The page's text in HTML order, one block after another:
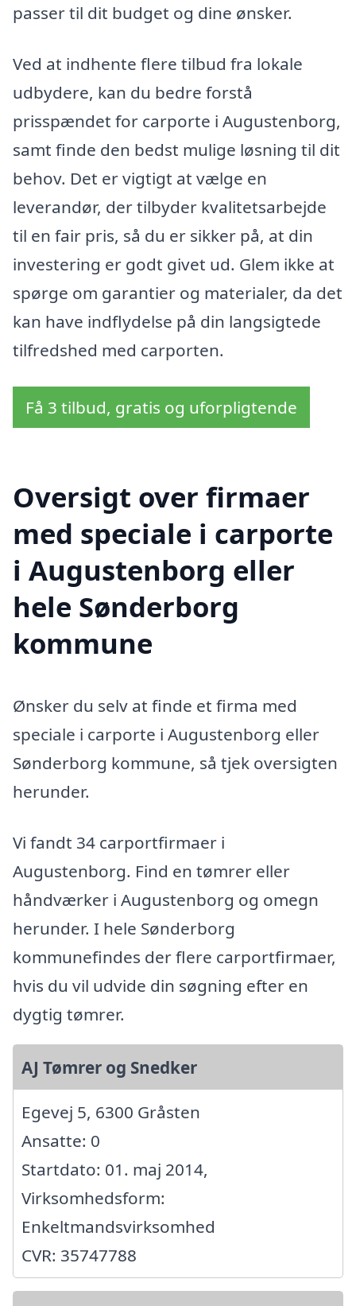
passer til dit budget og dine ønsker.
Ved at indhente flere tilbud fra lokale
udbydere, kan du bedre forstå
prisspændet for carporte i Augustenborg,
samt finde den bedst mulige løsning til dit
behov. Det er vigtigt at vælge en
leverandør, der tilbyder kvalitetsarbejde
til en fair pris, så du er sikker på, at din
investering er godt givet ud. Glem ikke at
spørge om garantier og materialer, da det
kan have indflydelse på din langsigtede
tilfredshed med carporten.
Få 3 tilbud, gratis og uforpligtende
Oversigt over firmaer
med speciale i carporte
i Augustenborg eller
hele Sønderborg
kommune
Ønsker du selv at finde et firma med
speciale i carporte i Augustenborg eller
Sønderborg kommune, så tjek oversigten
herunder.
Vi fandt 34 carportfirmaer i
Augustenborg. Find en tømrer eller
håndværker i Augustenborg og omegn
herunder. I hele Sønderborg
kommunefindes der flere carportfirmaer,
hvis du vil udvide din søgning efter en
dygtig tømrer.
AJ Tømrer og Snedker
Egevej 5, 6300 Gråsten
Ansatte: 0
Startdato: 01. maj 2014,
Virksomhedsform:
Enkeltmandsvirksomhed
CVR: 35747788